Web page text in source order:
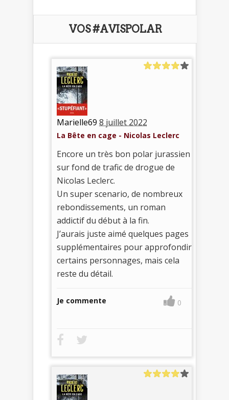
VOS #AVISPOLAR
Marielle69 8 juillet 2022
La Bête en cage - Nicolas Leclerc
Encore un très bon polar jurassien
sur fond de trafic de drogue de
Nicolas Leclerc.
Un super scenario, de nombreux
rebondissements, un roman
addictif du début à la fin.
J’aurais juste aimé quelques pages
supplémentaires pour approfondir
certains personnages, mais cela
reste du détail.
Je commente 0